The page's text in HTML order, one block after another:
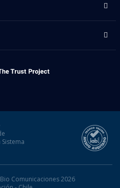
Comunicaciones 2026